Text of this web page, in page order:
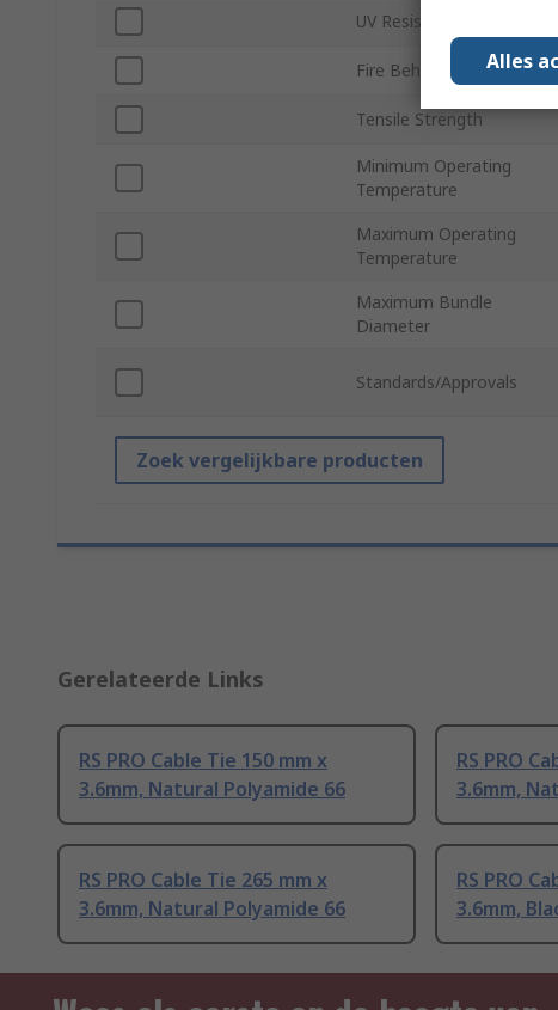
UV Resistant
Fire Behaviour
Tensile Strength
Minimum Operating
Temperature
Maximum Operating
Temperature
Maximum Bundle
Diameter
Standards/Approvals
Zoek vergelijkbare producten
Gerelateerde Links
RS PRO Cable Tie 150 mm x
3.6mm, Natural Polyamide 66
RS PRO
3.6mm,
RS PRO Cable Tie 265 mm x
3.6mm, Natural Polyamide 66
RS PRO
3.6mm,
Alles